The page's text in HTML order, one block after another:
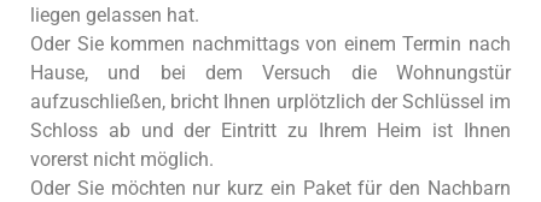
liegen gelassen hat.
Oder Sie kommen nachmittags von einem Termin nach
Hause, und bei dem Versuch die Wohnungstür
aufzuschließen, bricht Ihnen urplötzlich der Schlüssel im
Schloss ab und der Eintritt zu Ihrem Heim ist Ihnen
vorerst nicht möglich.
Oder Sie möchten nur kurz ein Paket für den Nachbarn